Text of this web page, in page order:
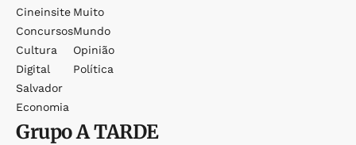
Cineinsite
Concursos
Cultura
Digital
Salvador
Economia
Muito
Mundo
Opinião
Política
GrupoA TARDE